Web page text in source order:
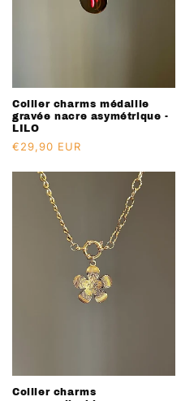
Collier charms médaille
gravée nacre asymétrique -
LILO
Prix
€29,90 EUR
Collier charms